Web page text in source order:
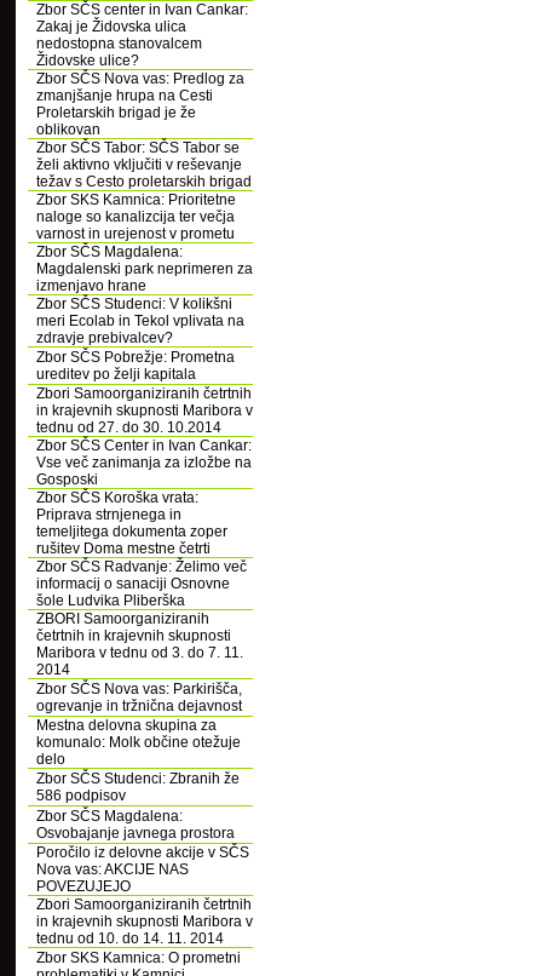
Zbor SČS center in Ivan Cankar:
Zakaj je Židovska ulica
nedostopna stanovalcem
Židovske ulice?
Zbor SČS Nova vas: Predlog za
zmanjšanje hrupa na Cesti
Proletarskih brigad je že
oblikovan
Zbor SČS Tabor: SČS Tabor se
želi aktivno vključiti v reševanje
težav s Cesto proletarskih brigad
Zbor SKS Kamnica: Prioritetne
naloge so kanalizcija ter večja
varnost in urejenost v prometu
Zbor SČS Magdalena:
Magdalenski park neprimeren za
izmenjavo hrane
Zbor SČS Studenci: V kolikšni
meri Ecolab in Tekol vplivata na
zdravje prebivalcev?
Zbor SČS Pobrežje: Prometna
ureditev po želji kapitala
Zbori Samoorganiziranih četrtnih
in krajevnih skupnosti Maribora v
tednu od 27. do 30. 10.2014
Zbor SČS Center in Ivan Cankar:
Vse več zanimanja za izložbe na
Gosposki
Zbor SČS Koroška vrata:
Priprava strnjenega in
temeljitega dokumenta zoper
rušitev Doma mestne četrti
Zbor SČS Radvanje: Želimo več
informacij o sanaciji Osnovne
šole Ludvika Pliberška
ZBORI Samoorganiziranih
četrtnih in krajevnih skupnosti
Maribora v tednu od 3. do 7. 11.
2014
Zbor SČS Nova vas: Parkirišča,
ogrevanje in tržnična dejavnost
Mestna delovna skupina za
komunalo: Molk občine otežuje
delo
Zbor SČS Studenci: Zbranih že
586 podpisov
Zbor SČS Magdalena:
Osvobajanje javnega prostora
Poročilo iz delovne akcije v SČS
Nova vas: AKCIJE NAS
POVEZUJEJO
Zbori Samoorganiziranih četrtnih
in krajevnih skupnosti Maribora v
tednu od 10. do 14. 11. 2014
Zbor SKS Kamnica: O prometni